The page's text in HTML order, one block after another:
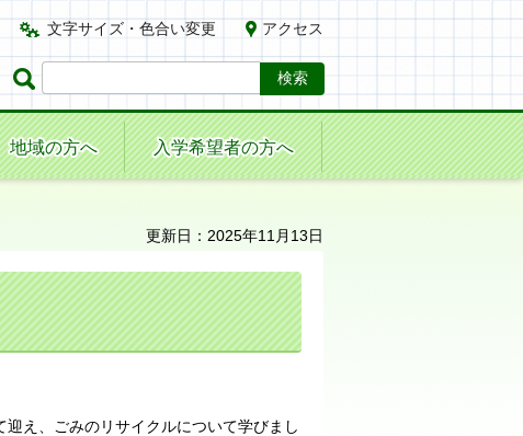
文字サイズ・色合い変更 アクセス
地域の方へ 入学希望者の方へ
更新日：2025年11月13日
え、ごみのリサイクルについて学びまし